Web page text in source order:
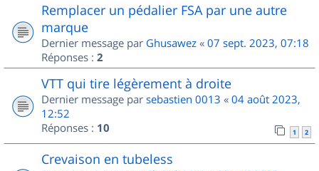
Remplacer un pédalier FSA par une autre
marque
Dernier message par Ghusawez « 07 sept. 2023, 07:18
Réponses : 2
VTT qui tire légèrement à droite
Dernier message par sebastien 0013 « 04 août 2023,
12:52
Réponses : 10 1 2
Crevaison en tubeless